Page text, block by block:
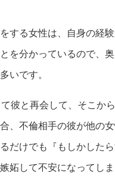
する女性は、自身の経
を分かっているので、
いです。
彼と再会して、そこか
、不倫相手の彼が他の
だけでも『もしかした
妬して不安になってし